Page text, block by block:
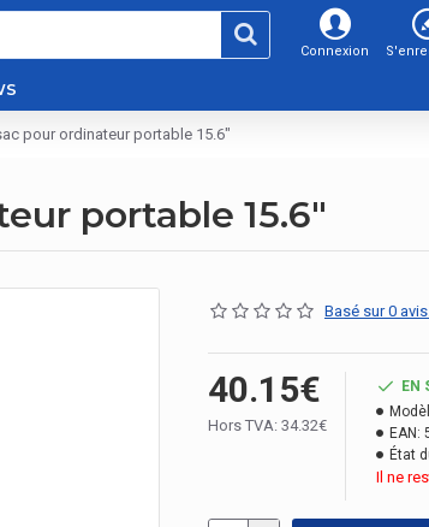
Connexion
pour ordinateur portable 15.6"
portable 15.6"
Basé sur 0
40.15€
Hors TVA: 34.32€
EN
EAN:
État
Il ne